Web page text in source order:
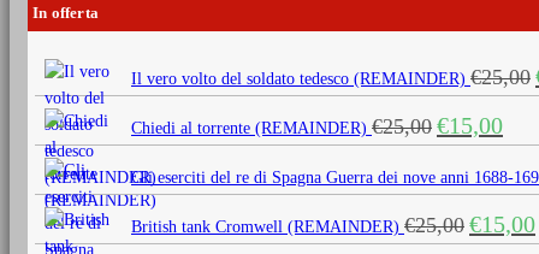
In offerta
Il vero volto del soldato tedesco (REMAINDER) €25,00
Chiedi al torrente (REMAINDER) €25,00 Il
prezzo
originale
era:
€25,00.
€15,00
è:
Gli eserciti del re di Spagna Guerra dei nove anni 1688-
British tank Cromwell (REMAINDER) €25,00 Il
prezzo
€15,00